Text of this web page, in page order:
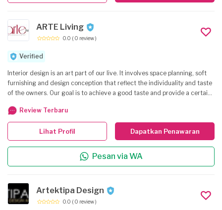
ARTE Living
0.0 ( 0 review )
Verified
Interior design is an art part of our live. It involves space planning, soft
furnishing and design conception that reflect the individuality and taste
of the owners. Our goal is to achieve a good taste and provide a certain
furnishing skilled to meet your discerning varied tastes. We work based
on quality and guarantee to satisfy our clients. ARTE Living Inspired
Between Art and Life
Review Terbaru
Dapatkan Penawaran
Pesan via WA
Lihat Profil
Artektipa Design
0.0 ( 0 review )